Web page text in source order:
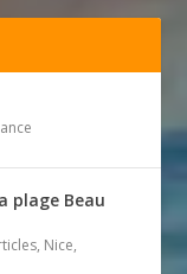
plage Beau
, Nice,